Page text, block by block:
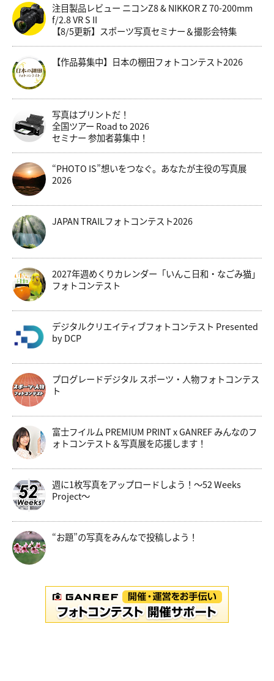
注目製品レビュー ニコンZ8 & NIKKOR Z 70-200mm
f/2.8 VR S II
【8/5更新】スポーツ写真セミナー＆撮影会特集
【作品募集中】日本の棚田フォトコンテスト2026
写真はプリントだ！
全国ツアー Road to 2026
セミナー 参加者募集中！
“PHOTO IS”想いをつなぐ。あなたが主役の写真展
2026
JAPAN TRAILフォトコンテスト2026
2027年週めくりカレンダー「いんこ日和・なごみ猫」
フォトコンテスト
デジタルクリエイティブフォトコンテスト Presented
by DCP
プログレードデジタル スポーツ・人物フォトコンテス
ト
富士フイルム PREMIUM PRINT x GANREF みんなのフ
ォトコンテスト＆写真展を応援します！
週に1枚写真をアップロードしよう！～52 Weeks
Project～
“お題”の写真をみんなで投稿しよう！